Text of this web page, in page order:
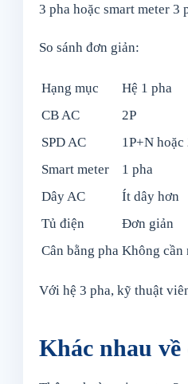
3 pha hoặc smart meter 3
So sánh đơn giản:
Hạng mục Hệ 1 pha
CB AC
2P
SPD AC
1P+N hoặc
Smart meter
1 pha
Dây AC
Ít dây hơn
Tủ điện
Đơn giản
Cân bằng pha Không cần
Với hệ 3 pha, kỹ thuật
Khác nhau